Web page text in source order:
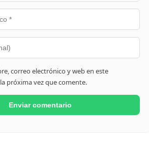
correo electrónico y web en este
próxima vez que comente.